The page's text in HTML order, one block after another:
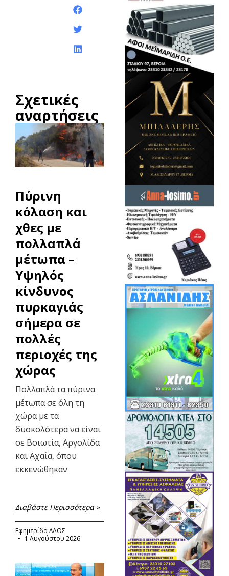
Σχετικές
αναρτήσεις
Πύρινη
κόλαση και
χθες με
πολλαπλά
μέτωπα –
Υψηλός
κίνδυνος
πυρκαγιάς
σήμερα σε
πολλές
περιοχές της
χώρας
Πολλαπλά τα πύρινα
μέτωπα σε όλη τη
χώρα με τα
δυσκολότερα να είναι
σε Βοιωτία, Αργολίδα
και Αχαΐα, όπου
εκκενώθηκαν
Διαβάστε Περισσότερα »
Εφημερίδα ΛΑΟΣ
1 Αυγούστου 2026